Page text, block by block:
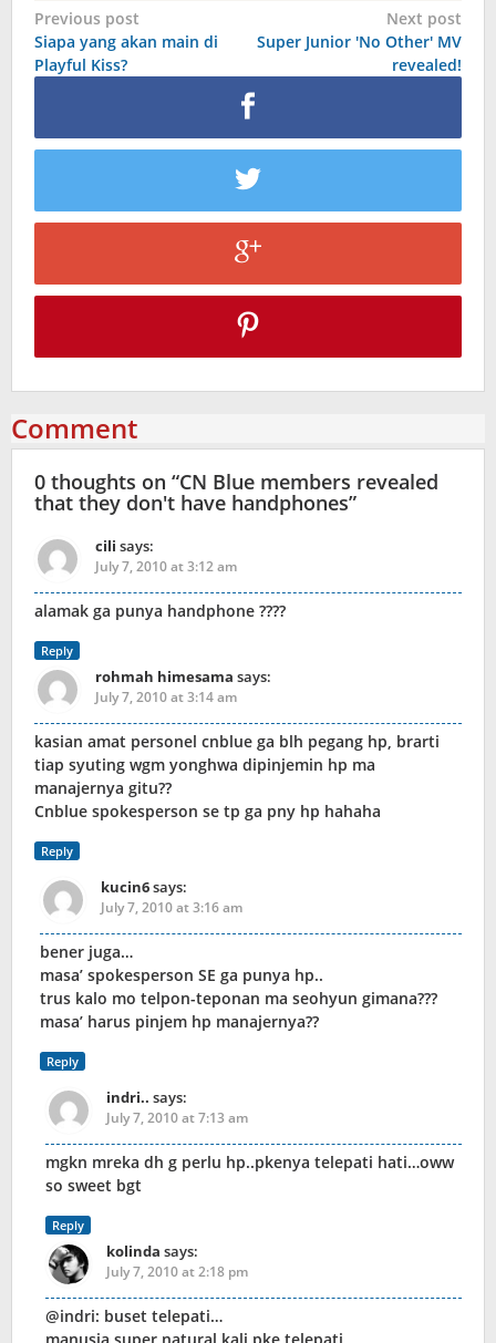
Post
navigation
Previous post
Siapa yang akan main di
Playful Kiss?
Next post
Super Junior 'No Other' MV
revealed!
Comment
0 thoughts on “CN Blue members revealed
that they don't have handphones”
cili says:
July 7, 2010 at 3:12 am
alamak ga punya handphone ????
Reply
rohmah himesama says:
July 7, 2010 at 3:14 am
kasian amat personel cnblue ga blh pegang hp, brarti
tiap syuting wgm yonghwa dipinjemin hp ma
manajernya gitu??
Cnblue spokesperson se tp ga pny hp hahaha
Reply
kucin6says:
July 7, 2010 at 3:16 am
bener juga…
masa’ spokesperson SE ga punya hp..
trus kalo mo telpon-teponan ma seohyun gimana???
masa’ harus pinjem hp manajernya??
Reply
indri.. says:
July 7, 2010 at 7:13 am
mgkn mreka dh g perlu hp..pkenya telepati hati…oww
so sweet bgt
Reply
kolinda says:
July 7, 2010 at 2:18 pm
@indri: buset telepati…